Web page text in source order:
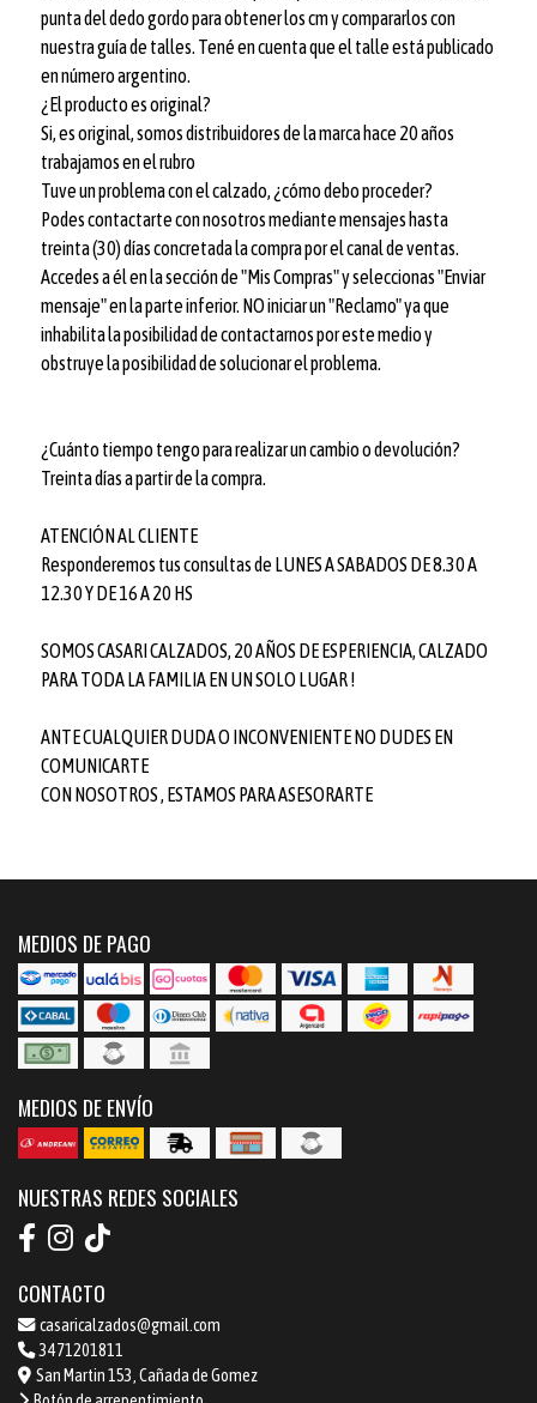
punta del dedo gordo para obtener los cm y compararlos con
nuestra guía de talles. Tené en cuenta que el talle está publicado
en número argentino.
¿El producto es original?
Si, es original, somos distribuidores de la marca hace 20 años
trabajamos en el rubro
Tuve un problema con el calzado, ¿cómo debo proceder?
Podes contactarte con nosotros mediante mensajes hasta
treinta (30) días concretada la compra por el canal de ventas.
Accedes a él en la sección de "Mis Compras" y seleccionas "Enviar
mensaje" en la parte inferior. NO iniciar un "Reclamo" ya que
inhabilita la posibilidad de contactarnos por este medio y
obstruye la posibilidad de solucionar el problema.
¿Cuánto tiempo tengo para realizar un cambio o devolución?
Treinta días a partir de la compra.
ATENCIÓN AL CLIENTE
Responderemos tus consultas de LUNES A SABADOS DE 8.30 A
12.30 Y DE 16 A 20 HS
SOMOS CASARI CALZADOS, 20 AÑOS DE ESPERIENCIA, CALZADO
PARA TODA LA FAMILIA EN UN SOLO LUGAR !
ANTE CUALQUIER DUDA O INCONVENIENTE NO DUDES EN
COMUNICARTE
CON NOSOTROS , ESTAMOS PARA ASESORARTE
MEDIOS DE PAGO
MEDIOS DE ENVÍO
NUESTRAS REDES SOCIALES
CONTACTO
casaricalzados@gmail.com
3471201811
San Martin 153, Cañada de Gomez